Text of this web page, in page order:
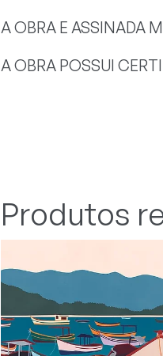
A OBRA E ASSINADA
A OBRA POSSUI
Produtos